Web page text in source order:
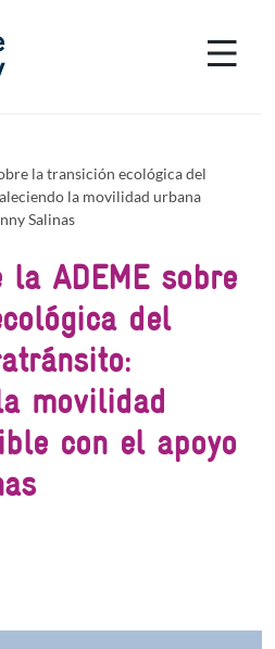
la transición ecológica del
la movilidad urbana
Salinas
ADEME sobre
del
movilidad
con el apoyo